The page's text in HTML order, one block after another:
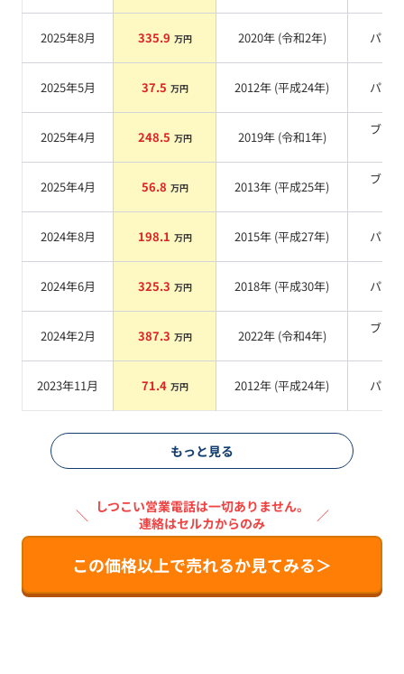
2025年8月 335.9 万円 2020年 (令和2年) パール
2025年5月 37.5 万円 2012年 (平成24年) パール
2025年4月 248.5 万円 2019年 (令和1年)
ブラ
2025年4月 56.8 万円 2013年 (平成25年)
ブラ
2024年8月 198.1 万円 2015年 (平成27年) パール
2024年6月 325.3 万円 2018年 (平成30年) パール
2024年2月 387.3 万円 2022年 (令和4年)
ブラ
2023年11月 71.4 万円 2012年 (平成24年) パール
もっと見る
＼ しつこい営業電話は一切ありません。
連絡はセルカからのみ
／
この価格以上で売れるか見てみる＞